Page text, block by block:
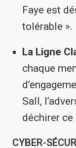
Faye est
tolérable ».
La Ligne
chaque
Sall,
déchirer
CYBER-